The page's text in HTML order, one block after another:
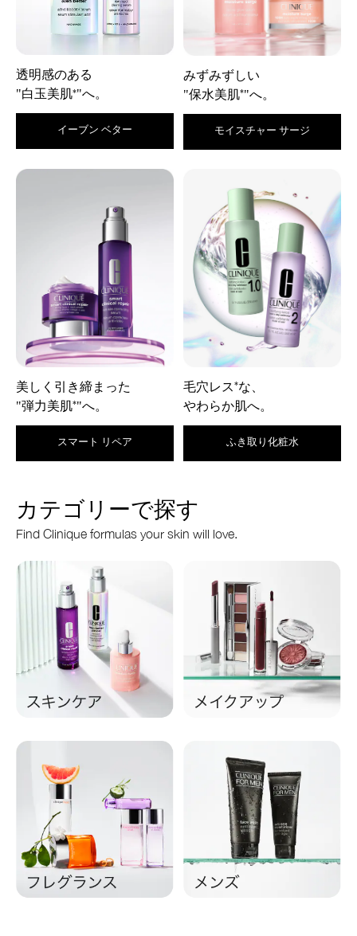
透明感のある
"白玉美肌*"へ。
イーブン ベター
みずみずしい
"保水美肌*"へ。
モイスチャー サージ
美しく引き締まった
"弾力美肌*"へ。
スマート リペア
毛穴レス*な、
やわらか肌へ。
ふき取り化粧水
カテゴリーで探す
Find Clinique formulas your skin will love.